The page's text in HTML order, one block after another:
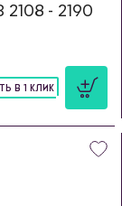
- 2190
В 1 КЛИК